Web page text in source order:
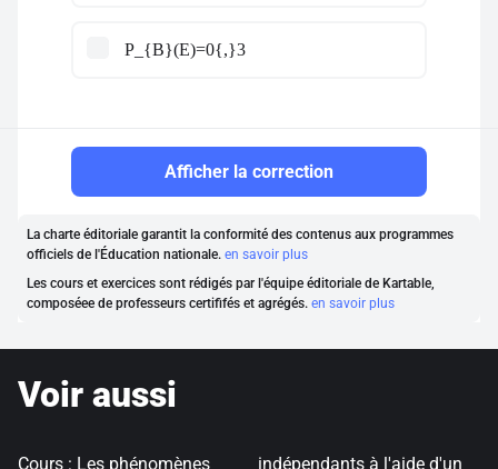
P_{B}(E)=0{,}3
Afficher la correction
La charte éditoriale garantit la conformité des contenus aux programmes
officiels de l'Éducation nationale. en savoir plus
Les cours et exercices sont rédigés par l'équipe éditoriale de Kartable,
composéee de professeurs certififés et agrégés. en savoir plus
Voir aussi
Cours : Les phénomènes
indépendants à l'aide d'un